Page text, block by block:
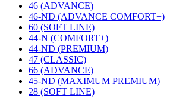
46 (ADVANCE)
46-ND (ADVANCE COMFORT+)
60 (SOFT LINE)
44-N (COMFORT+)
44-ND (PREMIUM)
47 (CLASSIC)
66 (ADVANCE)
45-ND (MAXIMUM PREMIUM)
28 (SOFT LINE)